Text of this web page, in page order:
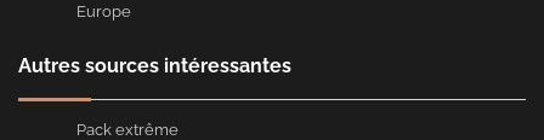
Europe
Autres sources intéressantes
Pack extrême